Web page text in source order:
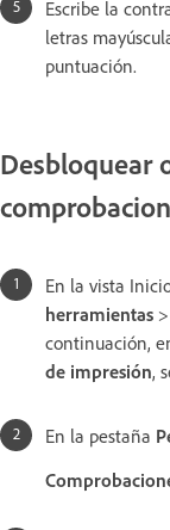
Escribe la
letras
puntuación.
Desbloquear
En la vista
herramientas >
continuación,
de impresión,
En la pestaña